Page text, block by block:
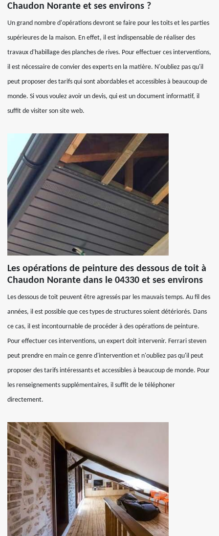
Chaudon Norante et ses environs ?
Un grand nombre d'opérations devront se faire pour les toits et les parties
supérieures de la maison. En effet, il est indispensable de réaliser des
travaux d'habillage des planches de rives. Pour effectuer ces interventions,
il est nécessaire de convier des experts en la matière. N'oubliez pas qu'il
peut proposer des tarifs qui sont abordables et accessibles à beaucoup de
monde. Si vous voulez avoir un devis, qui est un document informatif, il
suffit de visiter son site web.
Les opérations de peinture des dessous de toit à
Chaudon Norante dans le 04330 et ses environs
Les dessous de toit peuvent être agressés par les mauvais temps. Au fil des
années, il est possible que ces types de structures soient détériorés. Dans
ce cas, il est incontournable de procéder à des opérations de peinture.
Pour effectuer ces interventions, un expert doit intervenir. Ferrari steven
peut prendre en main ce genre d'intervention et n'oubliez pas qu'il peut
proposer des tarifs intéressants et accessibles à beaucoup de monde. Pour
les renseignements supplémentaires, il suffit de le téléphoner
directement.